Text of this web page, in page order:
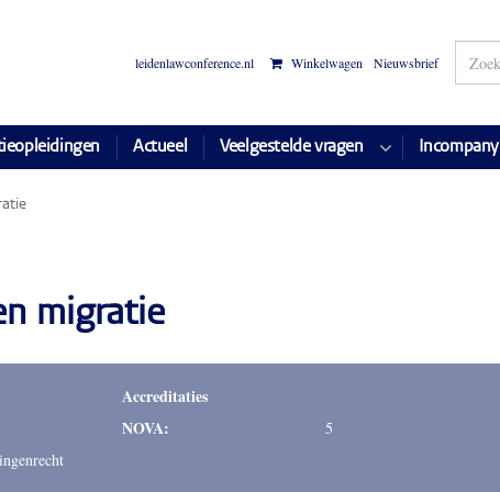
leidenlawconference.nl Winkelwagen Nieuwsbrief
Actueel Veelgestelde vragen Incompany
migratie
Accreditaties
NOVA:
5